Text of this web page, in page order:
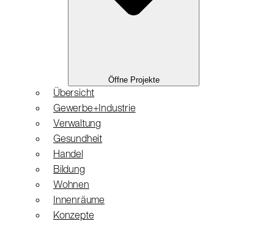
Öffne Projekte
Übersicht
Gewerbe+Industrie
Verwaltung
Gesundheit
Handel
Bildung
Wohnen
Innenräume
Konzepte